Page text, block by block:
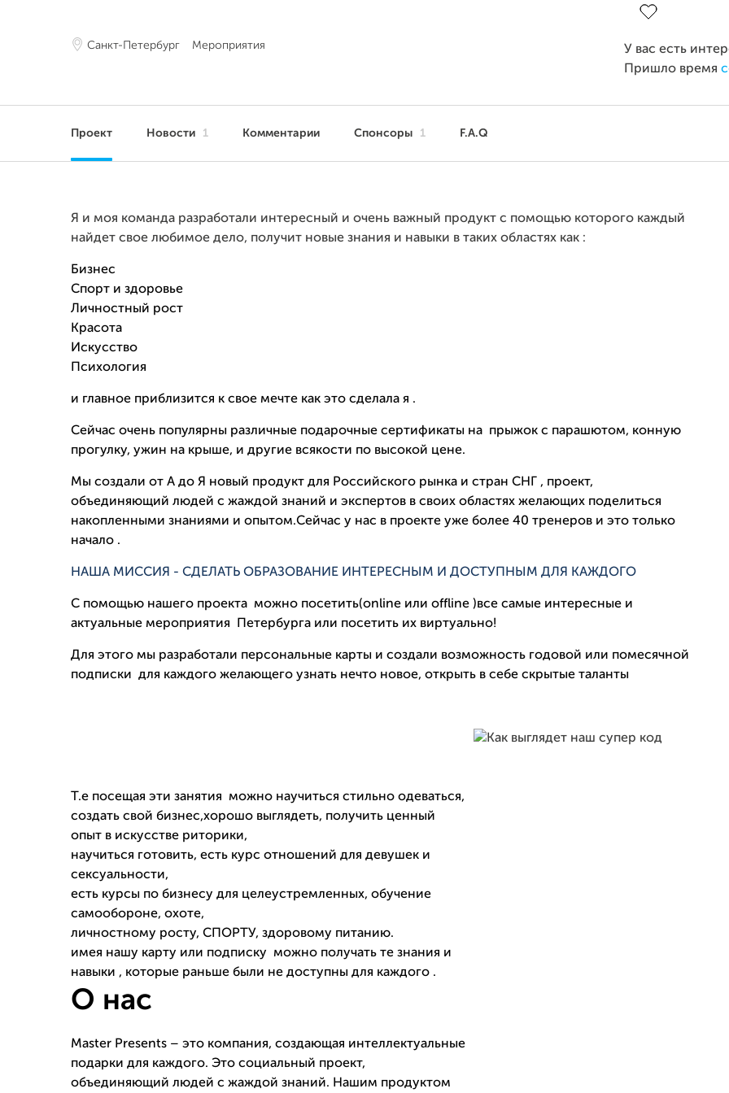
Санкт-Петербург Мероприятия
У вас есть
Пришло время
Проект Новости 1 Комментарии Спонсоры 1 F.A.Q
Я и моя команда разработали интересный и очень важный продукт с помощью которого каждый
найдет свое любимое дело, получит новые знания и навыки в таких областях как :
Бизнес
Спорт и здоровье
Личностный рост
Красота
Искусство
Психология
и главное приблизится к свое мечте как это сделала я .
Сейчас очень популярны различные подарочные сертификаты на прыжок с парашютом, конную
прогулку, ужин на крыше, и другие всякости по высокой цене.
Мы создали от А до Я новый продукт для Российского рынка и стран СНГ , проект,
объединяющий людей с жаждой знаний и экспертов в своих областях желающих поделиться
накопленными знаниями и опытом.Сейчас у нас в проекте уже более 40 тренеров и это только
начало .
НАША МИССИЯ - СДЕЛАТЬ ОБРАЗОВАНИЕ ИНТЕРЕСНЫМ И ДОСТУПНЫМ ДЛЯ КАЖДОГО
С помощью нашего проекта можно посетить(online или offline )все самые интересные и
актуальные мероприятия Петербурга или посетить их виртуально!
Для этого мы разработали персональные карты и создали возможность годовой или помесячной
подписки для каждого желающего узнать нечто новое, открыть в себе скрытые таланты
Т.е посещая эти занятия можно научиться стильно одеваться,
создать свой бизнес,хорошо выглядеть, получить ценный
опыт в искусстве риторики,
научиться готовить, есть курс отношений для девушек и
сексуальности,
есть курсы по бизнесу для целеустремленных, обучение
самообороне, охоте,
личностному росту, СПОРТУ, здоровому питанию.
имея нашу карту или подписку можно получать те знания и
навыки , которые раньше были не доступны для каждого .
О нас
Master Presents – это компания, создающая интеллектуальные
подарки для каждого. Это социальный проект,
объединяющий людей с жаждой знаний. Нашим продуктом